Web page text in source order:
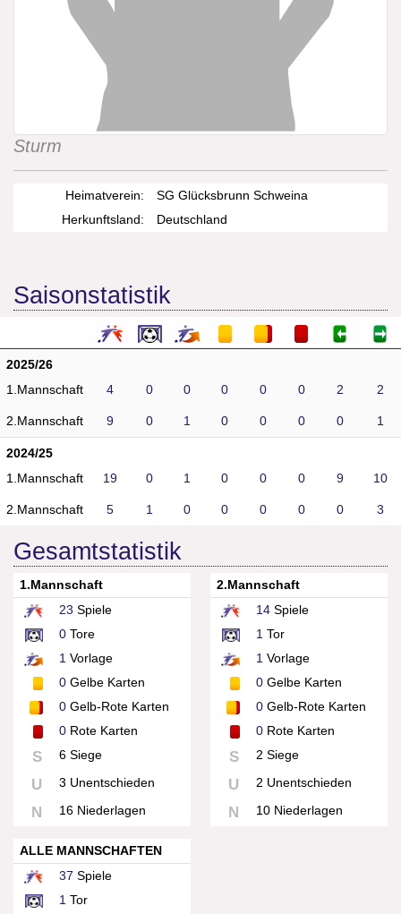
Sturm
Heimatverein:
SG Glücksbrunn Schweina
Herkunftsland:
Deutschland
Saisonstatistik
2025/26
1.Mannschaft
4 0 0 0 0 0 2 2
2.Mannschaft 9 0 1 0 0 0 0 1
2024/25
1.Mannschaft
19 0 1 0 0 0 9 10
2.Mannschaft 5 1 0 0 0 0 0 3
Gesamtstatistik
1.Mannschaft
23 Spiele
0 Tore
1 Vorlage
0 Gelbe Karten
0 Gelb-Rote Karten
0 Rote Karten
S 6 Siege
U 3 Unentschieden
N 16 Niederlagen
2.Mannschaft
14Spiele
1Tor
1Vorlage
0Gelbe Karten
0Gelb-Rote Karten
0Rote Karten
S 2 Siege
U 2 Unentschieden
N 10 Niederlagen
ALLE MANNSCHAFTEN
37 Spiele
1 Tor